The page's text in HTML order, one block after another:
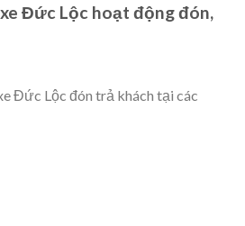
Đức Lộc hoạt động đón,
Đức Lộc đón trả khách tại các